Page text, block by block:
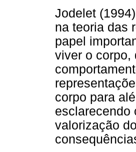
Jodelet
na teoria das
papel
viver o corpo,
corpo para
esclarecendo
valorização